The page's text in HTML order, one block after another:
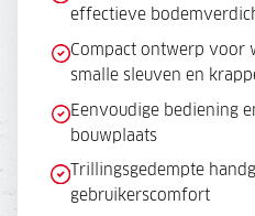
effectieve
Compact ontwerp voor
smalle sleuven en
Eenvoudige bediening
bouwplaats
Trillingsgedempte
gebruikerscomfort